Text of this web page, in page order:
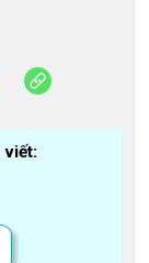
viết: